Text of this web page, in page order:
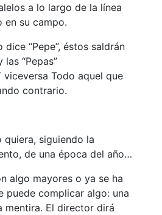
a lo largo de la línea
en su campo.
“Pepe”, éstos saldrán
“Pepas”
Todo aquel que
contrario.
quiera, siguiendo la
de una época del año…
algo mayores o ya se ha
puede complicar algo: una
mentira. El director dirá